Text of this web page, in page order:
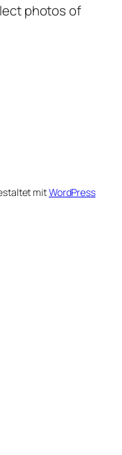
photos of
mitWordPress